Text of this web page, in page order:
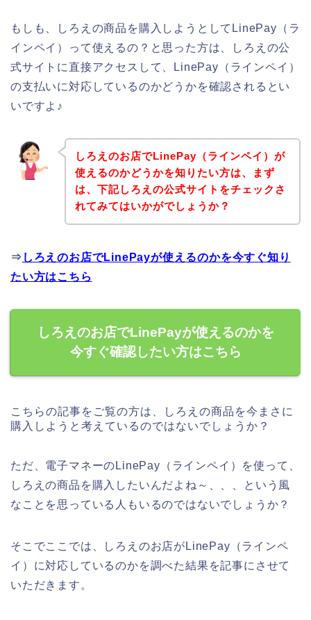
もしも、しろえの商品を購入しようとしてLinePay（ラ
インペイ）って使えるの？と思った方は、しろえの公
式サイトに直接アクセスして、LinePay（ラインペイ）
の支払いに対応しているのかどうかを確認されるとい
いですよ♪
しろえのお店でLinePay（ラインペイ）が
使えるのかどうかを知りたい方は、まず
は、下記しろえの公式サイトをチェックさ
れてみてはいかがでしょうか？
⇒ しろえのお店でLinePayが使えるのかを今すぐ知り
たい方はこちら
しろえのお店でLinePayが使えるのかを
今すぐ確認したい方はこちら
こちらの記事をご覧の方は、しろえの商品を今まさに
購入しようと考えているのではないでしょうか？
ただ、電子マネーのLinePay（ラインペイ）を使って、
しろえの商品を購入したいんだよね～、、、という風
なことを思っている人もいるのではないでしょうか？
そこでここでは、しろえのお店がLinePay（ラインペ
イ）に対応しているのかを調べた結果を記事にさせて
いただきます。